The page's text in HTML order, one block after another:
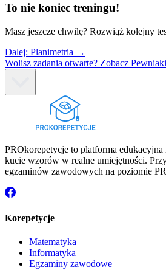
To nie koniec treningu!
Masz jeszcze chwilę? Rozwiąż kolejny
Dalej: Planimetria →
Wolisz zadania otwarte? Zobacz
PROkorepetycje to platforma
kucie wzorów w realne umiejętności.
egzaminów zawodowych na poziomie
Korepetycje
Matematyka
Informatyka
Egzaminy zawodowe